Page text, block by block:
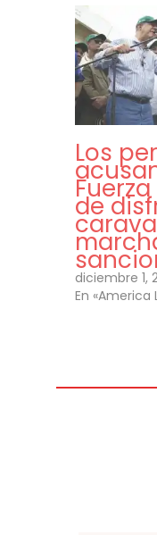
Los
de
diciembre 1,
En «America